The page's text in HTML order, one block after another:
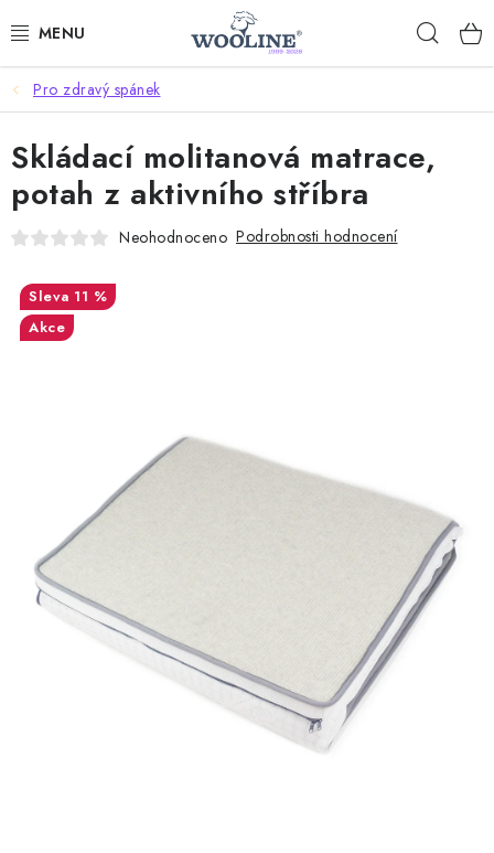
na
AKCE %
DÁRKOVÉ POUKAZY
OBLEČENÍ
DOMOV A SPANÍ
Doprava a platba
Kontakty
Moje objednávka
Pro zdravý spánek
Skládací molitanová matrace,
potah z aktivního stříbra
Neohodnoceno Podrobnosti hodnocení
11 %
Akce